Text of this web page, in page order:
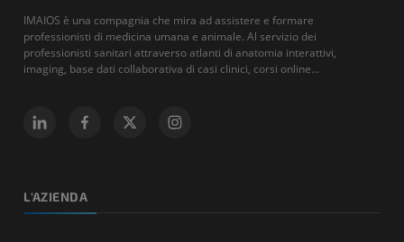
IMAIOS è una compagnia che mira ad assistere e formare
professionisti di medicina umana e animale. Al servizio dei
professionisti sanitari attraverso atlanti di anatomia interattivi,
imaging, base dati collaborativa di casi clinici, corsi online...
L'AZIENDA